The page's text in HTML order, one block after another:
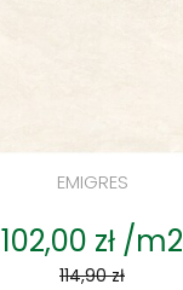
EMIGRES
102,00 zł /m2
114,90 zł